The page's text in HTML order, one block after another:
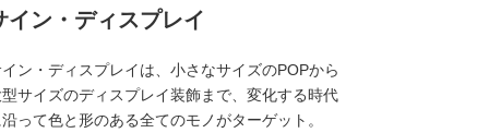
イン・ディスプレイ
ン・ディスプレイは、小さなサイズのPOPから
サイズのディスプレイ装飾まで、変化する時代
って色と形のある全てのモノがターゲット。